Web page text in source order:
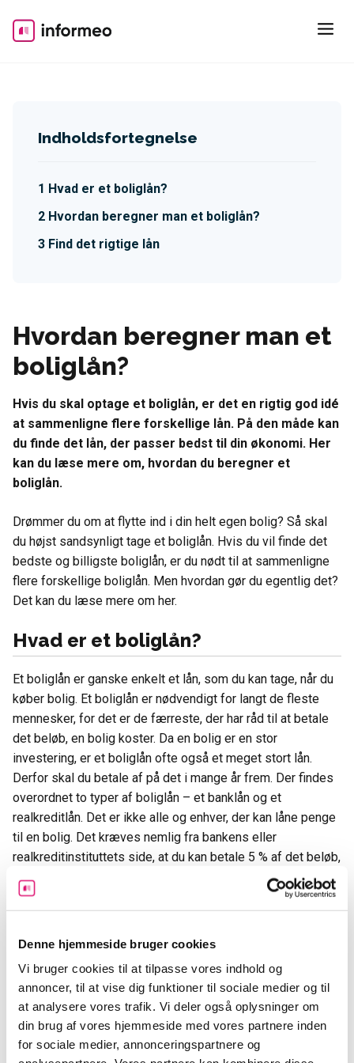
Denne hjemmeside bruger cookies
Vi bruger cookies til at tilpasse vores indhold og
annoncer, til at vise dig funktioner til sociale medier og til
at analysere vores trafik. Vi deler også oplysninger om
din brug af vores hjemmeside med vores partnere inden
for sociale medier, annonceringspartnere og
content
Hvordan beregner man et
boliglån?
Hvis du skal optage et boliglån, er det en rigtig god idé
at sammenligne flere forskellige lån. På den måde kan
du finde det lån, der passer bedst til din økonomi. Her
kan du læse mere om, hvordan du beregner et
boliglån.
Drømmer du om at flytte ind i din helt egen bolig? Så skal
du højst sandsynligt tage et boliglån. Hvis du vil finde det
bedste og billigste boliglån, er du nødt til at sammenligne
flere forskellige boliglån. Men hvordan gør du egentlig det?
Det kan du læse mere om her.
Hvad er et boliglån?
Et boliglån er ganske enkelt et lån, som du kan tage, når du
køber bolig. Et boliglån er nødvendigt for langt de fleste
mennesker, for det er de færreste, der har råd til at betale
det beløb, en bolig koster. Da en bolig er en stor
investering, er et boliglån ofte også et meget stort lån.
Derfor skal du betale af på det i mange år frem. Der findes
overordnet to typer af boliglån – et banklån og et
realkreditlån. Det er ikke alle og enhver, der kan låne penge
til en bolig. Det kræves nemlig fra bankens eller
realkreditinstituttets side, at du kan betale 5 % af det beløb,
du ønsker at låne. Sådan er det, fordi det ved lov er
bestemt, at du højst kan låne op til 95 % af en boligs værdi.
Loven eksisterer for at sikre, at du kan betale dit lån
De fleste vælger et realkreditlån, når de skal låne penge til
en bolig. Det skyldes, at renten på et realkreditlån ofte er
billigere end renten på et banklån. Når du tager et
realkreditlån, finansieres lånet ved, at realkreditinstituttet
sælger obligationer. Obligationerne har sikkerhed i den
Indholdsfortegnelse
Hvad er et boliglån?
Hvordan beregner man et boliglån?
Find det rigtige lån